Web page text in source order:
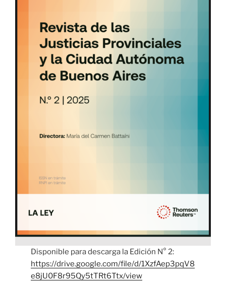
Disponible para descarga la Edición N° 2:
https://drive.google.com/file/d/1XzfAep3pqV8
e8jU0F8r95Qy5tTRt6Ttx/view